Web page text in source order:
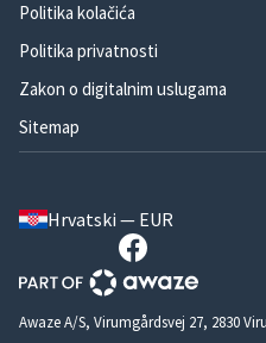
Politika kolačića
Politika privatnosti
Zakon o digitalnim uslugama
Sitemap
Hrvatski — EUR
Awaze A/S, Virumgårdsvej 27, 2830